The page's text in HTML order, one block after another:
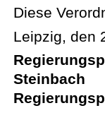
Diese
Leipzig, den
Steinbach